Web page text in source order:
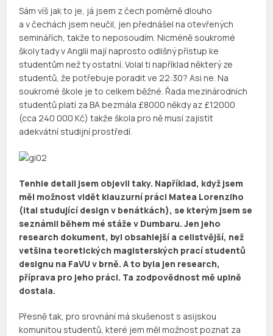
Sám víš jak to je, já jsem z čech poměrně dlouho
a v čechách jsem neučil, jen přednášel na otevřených
seminářích, takže to neposoudím. Nicméně soukromé
školy tady v Anglii mají naprosto odlišný přístup ke
studentům než ty ostatní. Volal ti například některý ze
studentů, že potřebuje poradit ve 22:30? Asi ne. Na
soukromé škole je to celkem běžné. Řada mezinárodních
studentů platí za BA bezmála £8000 někdy az £12000
(cca 240 000 Kč) takže škola pro ně musí zajistit
adekvátní studijní prostředí.
Tenhle detail jsem objevil taky. Například, když jsem
měl možnost vidět klauzurní práci Matea Lorenziho
(ital studující design v benátkách), se kterým jsem se
seznámil během mé stáže v Dumbaru. Jen jeho
research dokument, byl obsahlejší a celistvější, než
vetšina teoretických magisterských prací studentů
designu na FaVU v brně. A to byla jen research,
příprava pro jeho práci. Ta zodpovědnost mě uplně
dostala.
Přesně tak, pro srovnání má skušenost s asijskou
komunitou studentů, které jem měl možnost poznat za